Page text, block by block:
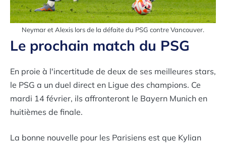
Neymar et Alexis lors de la défaite du PSG contre Vancouver.
Le prochain match du PSG
En proie à l'incertitude de deux de ses meilleures stars,
le PSG a un duel direct en Ligue des champions. Ce
mardi 14 février, ils affronteront le Bayern Munich en
huitièmes de finale.
La bonne nouvelle pour les Parisiens est que Kylian